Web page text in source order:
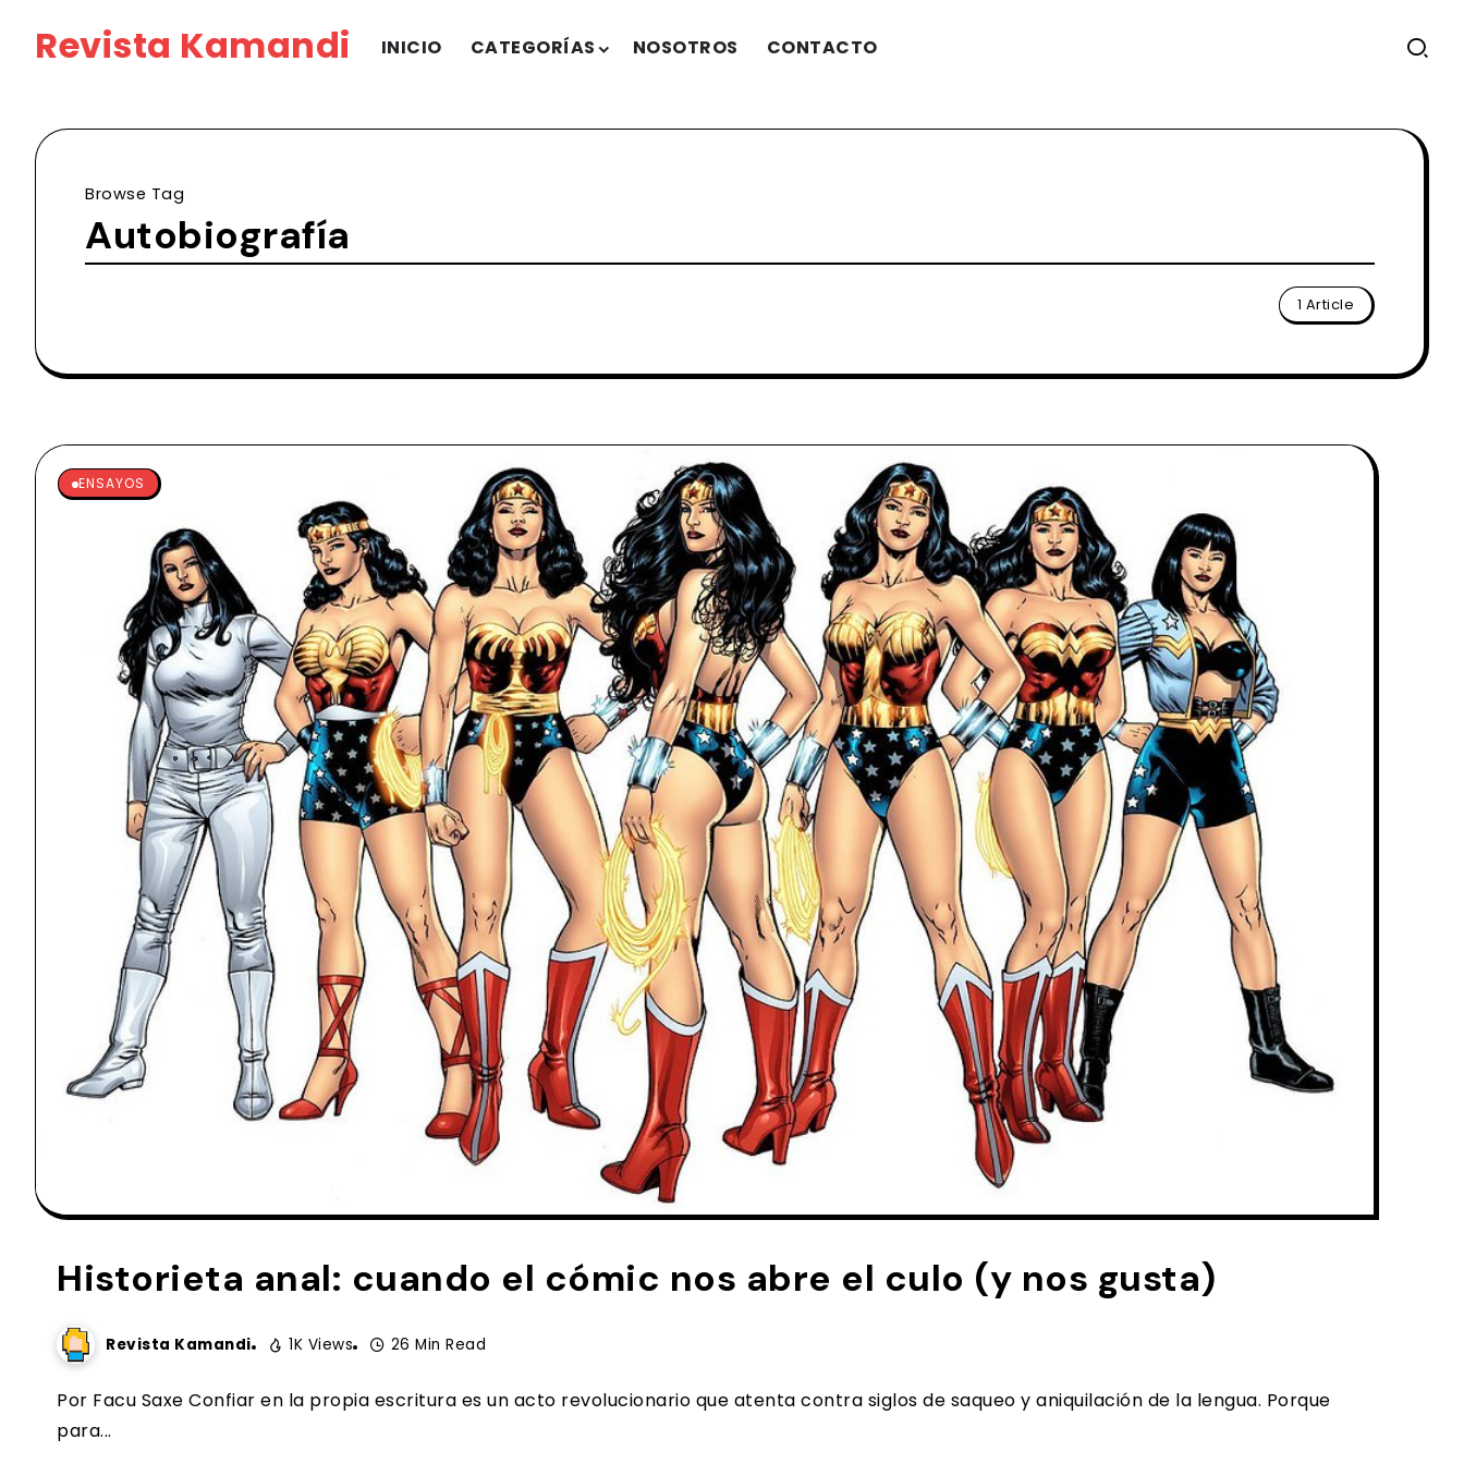
Revista Kamandi INICIO CATEGORÍAS NOSOTROS CONTACTO
Browse Tag
Autobiografía
1 Article
ENSAYOS
Historieta anal: cuando el cómic nos abre el culo (y nos gusta)
Revista Kamandi 1K Views 26 Min Read
Por Facu Saxe Confiar en la propia escritura es un acto revolucionario que atenta contra siglos de saqueo y aniquilación de la lengua. Porque
para...